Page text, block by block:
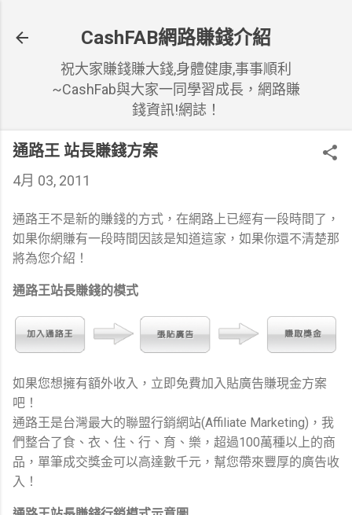
CashFAB網路賺錢介紹
祝大家賺錢賺大錢,身體健康,事事順利
~CashFab與大家一同學習成長，網路賺
錢資訊!網誌！
通路王 站長賺錢方案
4月 03, 2011
通路王不是新的賺錢的方式，在網路上已經有一段時間了，
如果你網賺有一段時間因該是知道這家，如果你還不清楚那
將為您介紹！
通路王站長賺錢的模式
如果您想擁有額外收入，立即免費加入貼廣告賺現金方案
吧！
通路王是台灣最大的聯盟行銷網站(Affiliate Marketing)，我
們整合了食、衣、住、行、育、樂，超過100萬種以上的商
品，單筆成交獎金可以高達數千元，幫您帶來豐厚的廣告收
入！